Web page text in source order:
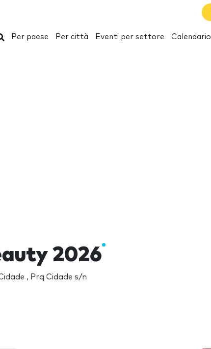
Cerca
Per paese Per città Eventi per settore Calendario
2026
, Prq Cidade s/n